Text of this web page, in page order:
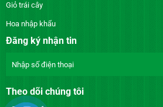
Giỏ trái cây
Hoa nhập khẩu
Đăng ký nhận tin
Theo dõi chúng tôi